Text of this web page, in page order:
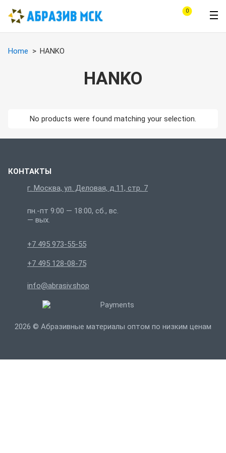
0
Home HANKO
HANKO
No products were found matching your selection.
КОНТАКТЫ
г. Москва, ул. Деловая, д.11, стр. 7
пн.-пт 9:00 — 18:00, сб., вс.
— вых.
+7 495 973-55-55
+7 495 128-08-75
info@abrasiv.shop
2026 © Абразивные материалы оптом по низким ценам